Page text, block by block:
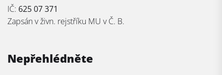
IČ: 625 07 371
Zapsán v živn. rejstříku MU v Č. B.
Nepřehlédněte